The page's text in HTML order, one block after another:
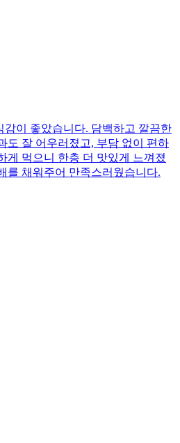
감이 좋았습니다. 담백하고 깔끔한
도 잘 어우러졌고, 부담 없이 편하
게 먹으니 한층 더 맛있게 느껴졌
를 채워주어 만족스러웠습니다.